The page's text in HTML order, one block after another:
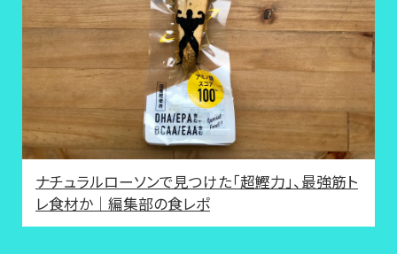
ナチュラルローソンで見つけた「超鰹力」、最強筋ト
レ食材か｜編集部の食レポ